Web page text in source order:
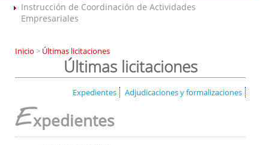
Instrucción de Coordinación de Actividades
Empresariales
Inicio > Últimas licitaciones
Últimas licitaciones
Expedientes Adjudicaciones y formalizaciones
Expedientes